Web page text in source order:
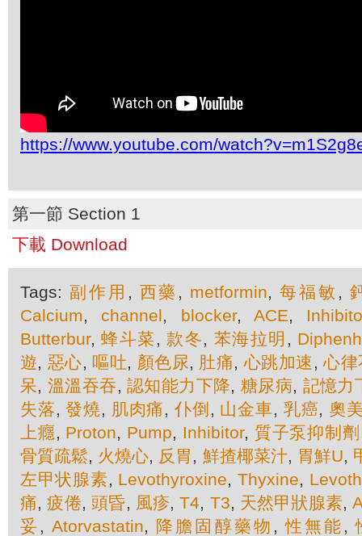
https://www.youtube.com/
第一節 Section 1
下載 Download
Tags: 副作用 , 西藥 , metformin,每福敏 ,
Calcium, channel, blocker,ACE,
Butterbur,蜂斗菜 ,款冬, 苯海拉明 ,
遊, 惡心, 嘔吐, 顏色尿, 肚痛,心跳加速 ,心律
呆, 溫溫吞吞, 認知能力下降, 糖尿病, 記憶力
失落,發燒, 肌肉痛,仆倒 , 山金車, 乳癌, 奧
上癮, Proton, Pump, Inhibitor, 質子泵抑制劑
骨質疏鬆, 火燒心, 反胃 , 鮮揸椰菜汁, 胃鮮U,
左甲状腺素, Levothyroxine,Thyxine,
痛,疲倦,頭昏, 風疹,T4, T3, 天然甲狀腺素,
妥 ,Atorvastatin, 降膽固醇藥物 ,性無能 ,